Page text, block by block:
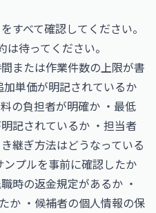
すべて確認してください。
待ってください。
または作業件数の上限が書
単価が明記されているか
の負担者が明確か ・最低
記されているか ・担当者
継ぎ方法はどうなっている
プルを事前に確認したか
時の返金規定があるか ・
か ・候補者の個人情報の保